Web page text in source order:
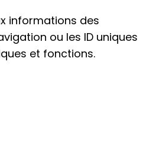
informations des
ou les ID uniques
et fonctions.